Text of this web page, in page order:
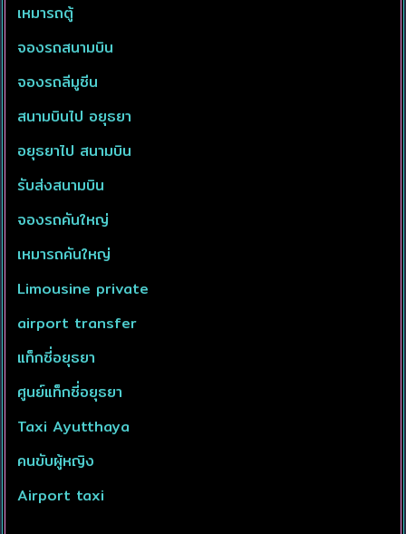
เหมารถตู้
จองรถสนามบิน
จองรถลีมูซีน
สนามบินไป อยุธยา
อยุธยาไป สนามบิน
รับส่งสนามบิน
จองรถคันใหญ่
เหมารถคันใหญ่
Limousine private
airport transfer
แท็กซี่อยุธยา
ศูนย์แท็กซี่อยุธยา
Taxi Ayutthaya
คนขับผู้หญิง
Airport taxi